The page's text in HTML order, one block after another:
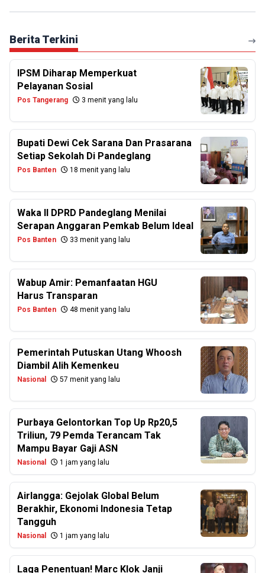
Berita Terkini
IPSM Diharap Memperkuat
Pelayanan Sosial
Pos Tangerang 3 menit yang lalu
Bupati Dewi Cek Sarana Dan Prasarana
Setiap Sekolah Di Pandeglang
Pos Banten 18 menit yang lalu
Waka II DPRD Pandeglang Menilai
Serapan Anggaran Pemkab Belum Ideal
Pos Banten 33 menit yang lalu
Wabup Amir: Pemanfaatan HGU
Harus Transparan
Pos Banten 48 menit yang lalu
Pemerintah Putuskan Utang Whoosh
Diambil Alih Kemenkeu
Nasional 57 menit yang lalu
Purbaya Gelontorkan Top Up Rp20,5
Triliun, 79 Pemda Terancam Tak
Mampu Bayar Gaji ASN
Nasional 1 jam yang lalu
Airlangga: Gejolak Global Belum
Berakhir, Ekonomi Indonesia Tetap
Tangguh
Nasional 1 jam yang lalu
Laga Penentuan! Marc Klok Janji